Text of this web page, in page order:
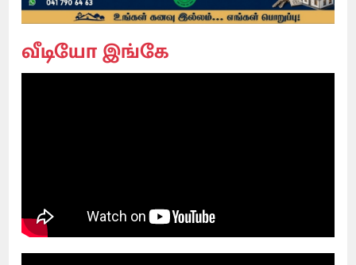
வீடியோ இங்கே